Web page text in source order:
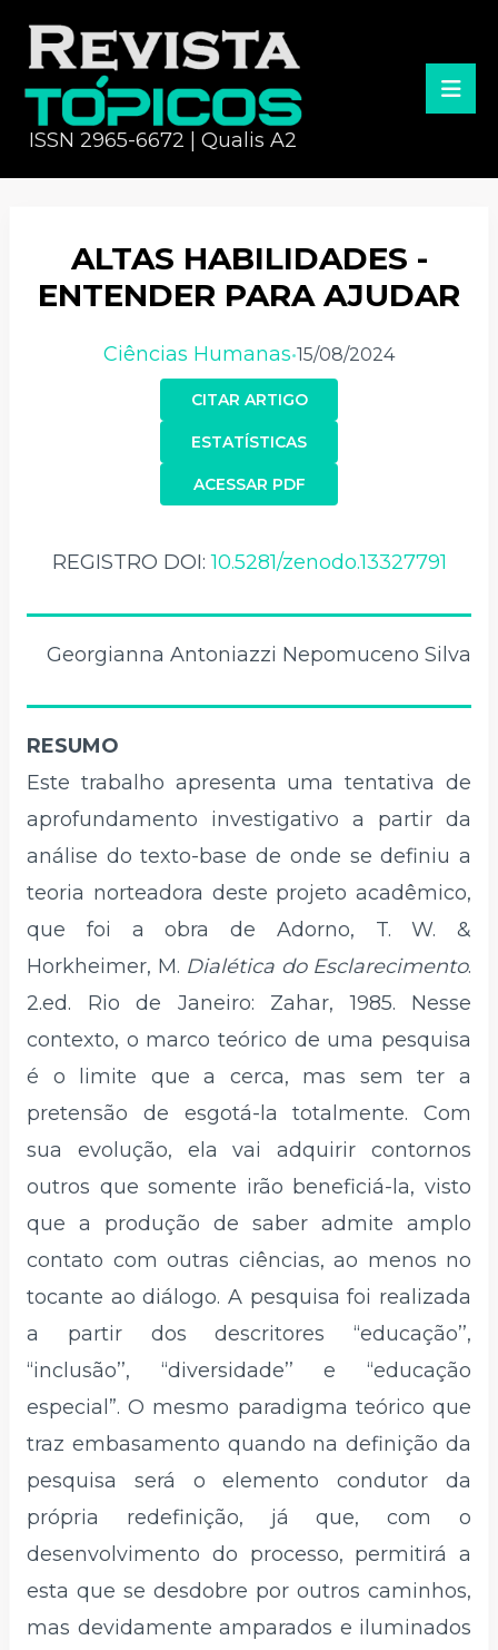
ISSN 2965-6672 | Qualis A2
ALTAS HABILIDADES -
ENTENDER PARA AJUDAR
Ciências Humanas•15/08/2024
CITAR ARTIGO
ACESSAR PDF
ESTATÍSTICAS
REGISTRO DOI:10.5281/zenodo.13327791
Georgianna Antoniazzi Nepomuceno Silva
RESUMO
Este trabalho apresenta uma tentativa de
aprofundamento investigativo a partir da
análise do texto-base de onde se definiu a
teoria norteadora deste projeto acadêmico,
que foi a obra de Adorno, T. W. &
Horkheimer, M. Dialética do Esclarecimento.
2.ed. Rio de Janeiro: Zahar, 1985. Nesse
contexto, o marco teórico de uma pesquisa
é o limite que a cerca, mas sem ter a
pretensão de esgotá-la totalmente. Com
sua evolução, ela vai adquirir contornos
outros que somente irão beneficiá-la, visto
que a produção de saber admite amplo
contato com outras ciências, ao menos no
tocante ao diálogo. A pesquisa foi realizada
a partir dos descritores ‘‘educação’’,
‘‘inclusão’’, ‘‘diversidade’’ e “educação
especial”. O mesmo paradigma teórico que
traz embasamento quando na definição da
pesquisa será o elemento condutor da
própria redefinição, já que, com o
desenvolvimento do processo, permitirá a
esta que se desdobre por outros caminhos,
mas devidamente amparados e iluminados